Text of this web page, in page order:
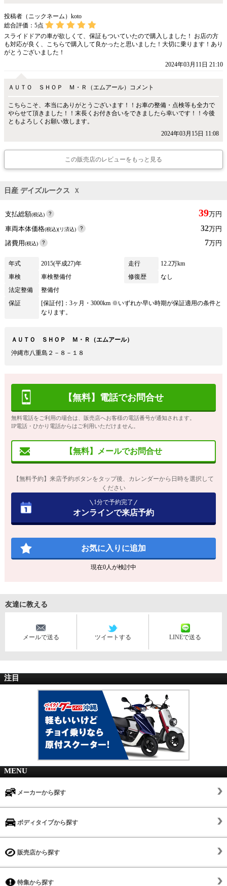
投稿者（ニックネーム）koto
総合評価： 5点
スライドドアの車が欲しくて、保証もついていたので購入しました！ お店の方
も対応が良く、こちらで購入して良かったと思いました！大切に乗ります！あり
がとうございました！
2024年03月11日 21:10
ＡＵＴＯ ＳＨＯＰ Ｍ・Ｒ（エムアール）コメント
こちらこそ、本当にありがとうございます！！お車の整備・点検等も全力で
やらせて頂きました！！末長くお付き合いをできましたら幸いです！！今後
ともよろしくお願い致します。
2024年03月15日 11:08
この販売店のレビューをもっと見る
日産 デイズルークス Ｘ
支払総額(税込) 39万円
車両本体価格(税込)(リ済込) 32万円
諸費用(税込) 7万円
年式 2015(平成27)年 走行
12.2万km
車検
車検整備付 修復歴
なし
法定整備
整備付
保証
[保証付]：3ヶ月・3000km ※いずれか早い時期が保証適用の条件と
なります。
ＡＵＴＯ ＳＨＯＰ Ｍ・Ｒ（エムアール）
沖縄市八重島２－８－１８
【無料】電話でお問合せ
無料電話をご利用の場合は、販売店へお客様の電話番号が通知されます。
IP電話・ひかり電話からはご利用いただけません。
【無料】メールでお問合せ
【無料予約】来店予約ボタンをタップ後、カレンダーから日時を選択して
ください
1分で予約完了
オンラインで来店予約
お気に入りに追加
現在0人が検討中
友達に教える
メールで送る ツイートする LINEで送る
注目
MENU
メーカーから探す
ボディタイプから探す
販売店から探す
特集から探す